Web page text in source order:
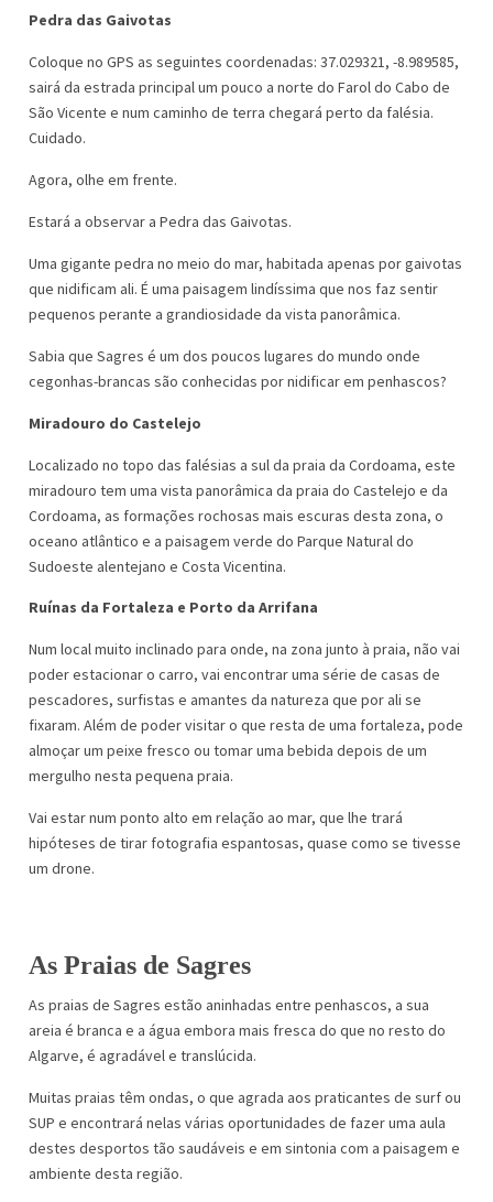
Pedra das Gaivotas
Coloque no GPS as seguintes coordenadas: 37.029321, -8.989585,
sairá da estrada principal um pouco a norte do Farol do Cabo de
São Vicente e num caminho de terra chegará perto da falésia.
Cuidado.
Agora, olhe em frente.
Estará a observar a Pedra das Gaivotas.
Uma gigante pedra no meio do mar, habitada apenas por gaivotas
que nidificam ali. É uma paisagem lindíssima que nos faz sentir
pequenos perante a grandiosidade da vista panorâmica.
Sabia que Sagres é um dos poucos lugares do mundo onde
cegonhas-brancas são conhecidas por nidificar em penhascos?
Miradouro do Castelejo
Localizado no topo das falésias a sul da praia da Cordoama, este
miradouro tem uma vista panorâmica da praia do Castelejo e da
Cordoama, as formações rochosas mais escuras desta zona, o
oceano atlântico e a paisagem verde do Parque Natural do
Sudoeste alentejano e Costa Vicentina.
Ruínas da Fortaleza e Porto da Arrifana
Num local muito inclinado para onde, na zona junto à praia, não vai
poder estacionar o carro, vai encontrar uma série de casas de
pescadores, surfistas e amantes da natureza que por ali se
fixaram. Além de poder visitar o que resta de uma fortaleza, pode
almoçar um peixe fresco ou tomar uma bebida depois de um
mergulho nesta pequena praia.
Vai estar num ponto alto em relação ao mar, que lhe trará
hipóteses de tirar fotografia espantosas, quase como se tivesse
um drone.
As Praias de Sagres
As praias de Sagres estão aninhadas entre penhascos, a sua
areia é branca e a água embora mais fresca do que no resto do
Algarve, é agradável e translúcida.
Muitas praias têm ondas, o que agrada aos praticantes de surf ou
SUP e encontrará nelas várias oportunidades de fazer uma aula
destes desportos tão saudáveis e em sintonia com a paisagem e
ambiente desta região.